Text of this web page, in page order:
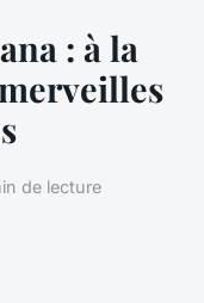
: à la
de lecture